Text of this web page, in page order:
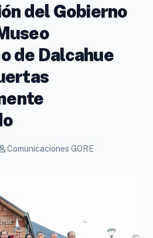
del Gobierno
de Dalcahue
Comunicaciones GORE